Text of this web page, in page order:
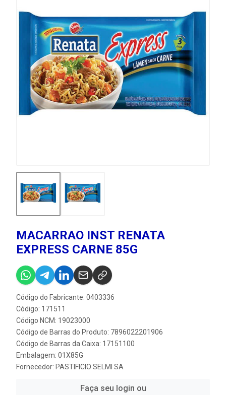
MACARRAO INST RENATA
EXPRESS CARNE 85G
Código do Fabricante: 0403336
Código: 171511
Código NCM: 19023000
Código de Barras do Produto: 7896022201906
Código de Barras da Caixa: 17151100
Embalagem: 01X85G
Fornecedor: PASTIFICIO SELMI SA
Faça seu login ou